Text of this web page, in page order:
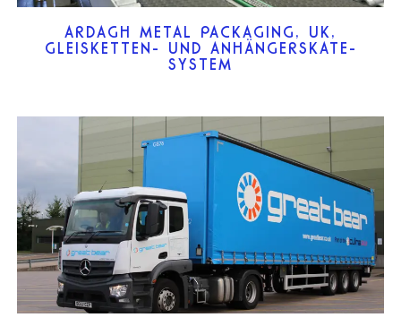
ARDAGH METAL PACKAGING, UK,
GLEISKETTEN- UND ANHÄNGERSKATE-
SYSTEM